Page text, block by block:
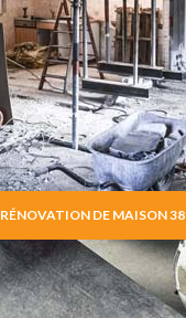
RÉNOVATION DE MAISON 38